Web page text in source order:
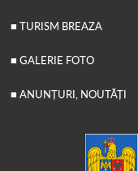
■ TURISM BREAZA
■ GALERIE FOTO
■ ANUNȚURI, NOUTĂȚI